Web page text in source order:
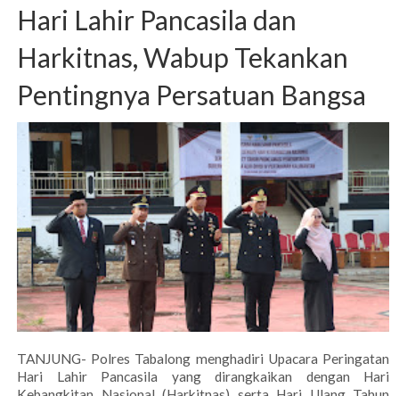
Hari Lahir Pancasila dan
Harkitnas, Wabup Tekankan
Pentingnya Persatuan Bangsa
TANJUNG- Polres Tabalong menghadiri Upacara Peringatan
Hari Lahir Pancasila yang dirangkaikan dengan Hari